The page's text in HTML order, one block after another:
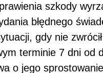
szkody
błędnego
gdy nie
terminie 7 dni od
o jego